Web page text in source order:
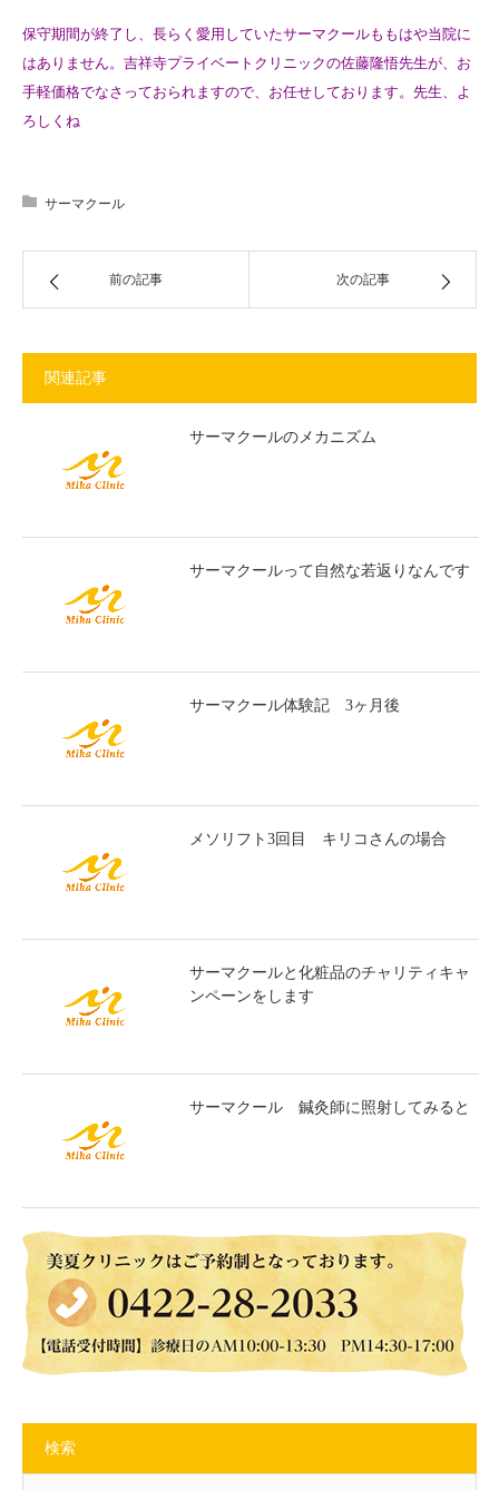
保守期間が終了し、長らく愛用していたサーマクールももはや当院に
はありません。吉祥寺プライベートクリニックの佐藤隆悟先生が、お
手軽価格でなさっておられますので、お任せしております。先生、よ
ろしくね
サーマクール
前の記事 次の記事
関連記事
サーマクールのメカニズム
サーマクールって自然な若返りなんです
サーマクール体験記 3ヶ月後
メソリフト3回目 キリコさんの場合
サーマクールと化粧品のチャリティキャ
ンペーンをします
サーマクール 鍼灸師に照射してみると
検索